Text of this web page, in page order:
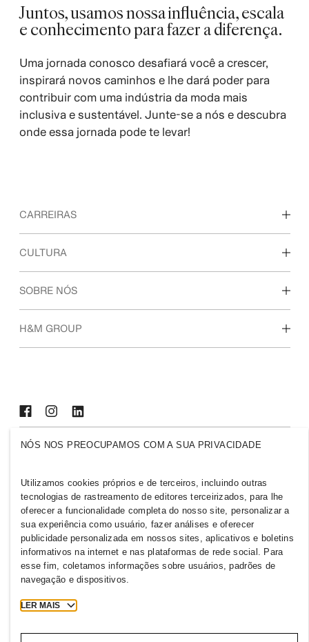
Juntos, usamos nossa influência, escala
e conhecimento para fazer a diferença.
Uma jornada conosco desafiará você a crescer,
inspirará novos caminhos e lhe dará poder para
contribuir com uma indústria da moda mais
inclusiva e sustentável. Junte-se a nós e descubra
onde essa jornada pode te levar!
CARREIRAS
Descubra nossas áreas de trabalho
CULTURA
Nossa cultura e benefícios
SOBRE NÓS
Quem somos
H&M GROUP
BRAZIL
Cookies Cookie Settings
H&M.com
2026 H & M Hennes and Mauritz AB.
Sua
NÓS NOS PREOCUPAMOS COM A SUA PRIVACIDADE
Utilizamos cookies próprios e de terceiros, incluindo outras
tecnologias de rastreamento de editores terceirizados, para lhe
oferecer a funcionalidade completa do nosso site, personalizar a
sua experiência como usuário, fazer análises e oferecer
publicidade personalizada em nossos sites, aplicativos e boletins
informativos na internet e nas plataformas de rede social. Para
esse fim, coletamos informações sobre usuários, padrões de
navegação e dispositivos.
LER MAIS